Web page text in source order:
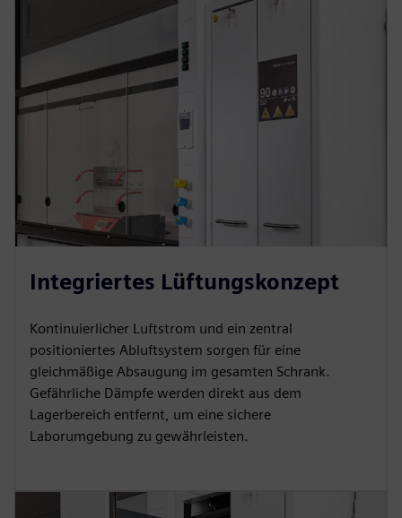
Integriertes Lüftungskonzept
Kontinuierlicher Luftstrom und ein zentral
positioniertes Abluftsystem sorgen für eine
gleichmäßige Absaugung im gesamten Schrank.
Gefährliche Dämpfe werden direkt aus dem
Lagerbereich entfernt, um eine sichere
Laborumgebung zu gewährleisten.